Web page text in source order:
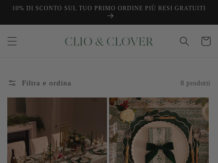
direttamente
10% DI SCONTO SUL TUO PRIMO ORDINE PIÙ RESI GRATUITI
Carrello
Filtra e ordina 8 prodotti